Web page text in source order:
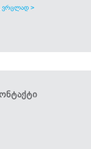
ვრცლად >